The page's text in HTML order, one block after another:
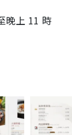
晚上 11 時